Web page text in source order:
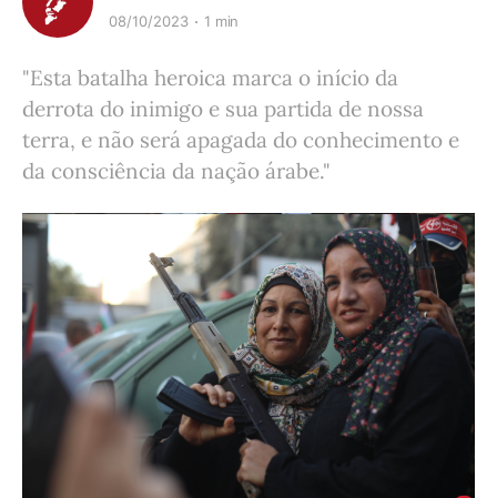
08/10/2023 1 min
"Esta batalha heroica marca o início da
derrota do inimigo e sua partida de nossa
terra, e não será apagada do conhecimento e
da consciência da nação árabe."